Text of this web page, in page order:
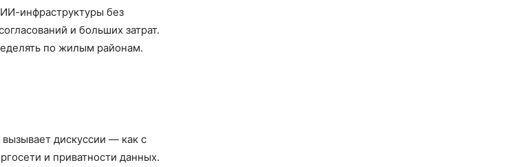
инфраструктуры без
и больших затрат.
по жилым районам.
дискуссии — как с
и приватности данных.